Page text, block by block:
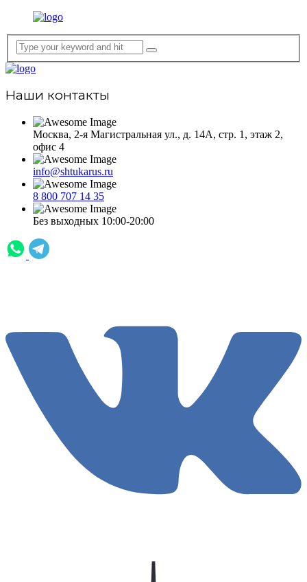
Наши контакты
Москва, 2-я Магистральная ул., д. 14А, стр. 1, этаж 2,
офис 4
info@shtukarus.ru
8 800 707 14 35
Без выходных 10:00-20:00